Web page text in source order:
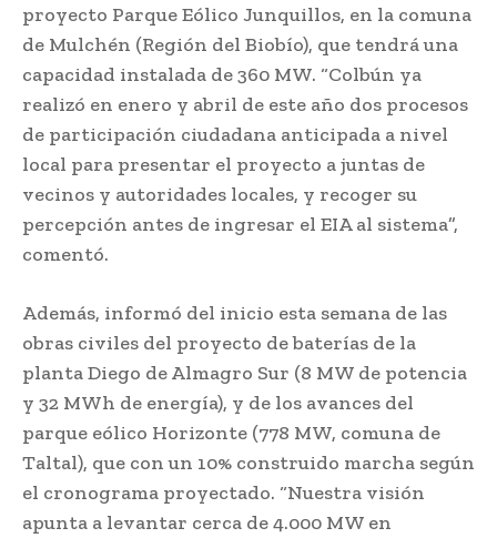
proyecto Parque Eólico Junquillos, en la comuna
de Mulchén (Región del Biobío), que tendrá una
capacidad instalada de 360 MW. “Colbún ya
realizó en enero y abril de este año dos procesos
de participación ciudadana anticipada a nivel
local para presentar el proyecto a juntas de
vecinos y autoridades locales, y recoger su
percepción antes de ingresar el EIA al sistema”,
comentó.
Además, informó del inicio esta semana de las
obras civiles del proyecto de baterías de la
planta Diego de Almagro Sur (8 MW de potencia
y 32 MWh de energía), y de los avances del
parque eólico Horizonte (778 MW, comuna de
Taltal), que con un 10% construido marcha según
el cronograma proyectado. “Nuestra visión
apunta a levantar cerca de 4.000 MW en